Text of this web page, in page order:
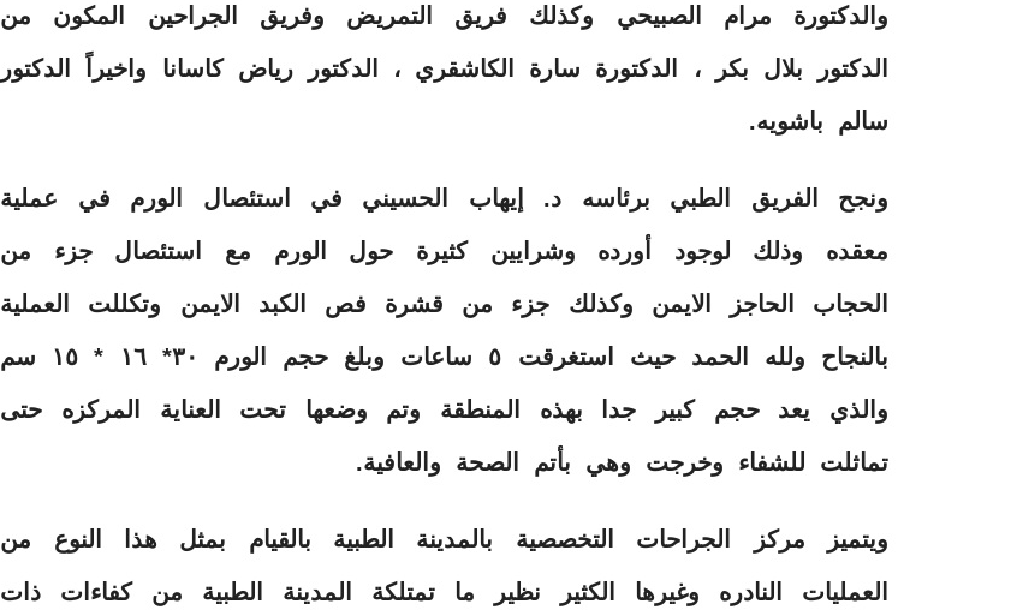
والدكتورة مرام الصبيحي وكذلك فريق التمريض وفريق الجراحين المكون من
الدكتور بلال بكر ، الدكتورة سارة الكاشقري ، الدكتور رياض كاسانا واخيراً الدكتور
سالم باشويه.
ونجح الفريق الطبي برئاسه د. إيهاب الحسيني في استئصال الورم في عملية
معقده وذلك لوجود أورده وشرايين كثيرة حول الورم مع استئصال جزء من
الحجاب الحاجز الايمن وكذلك جزء من قشرة فص الكبد الايمن وتكللت العملية
بالنجاح ولله الحمد حيث استغرقت ٥ ساعات وبلغ حجم الورم ٣٠* ١٦ * ١٥ سم
والذي يعد حجم كبير جدا بهذه المنطقة وتم وضعها تحت العناية المركزه حتى
تماثلت للشفاء وخرجت وهي بأتم الصحة والعافية.
ويتميز مركز الجراحات التخصصية بالمدينة الطبية بالقيام بمثل هذا النوع من
العمليات النادره وغيرها الكثير نظير ما تمتلكة المدينة الطبية من كفاءات ذات